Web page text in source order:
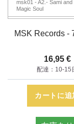
msk01 - A2.- Sami
Magic Soul
Live the Moment
MSK Records -
16,95 €
配達：10-15
カートに追